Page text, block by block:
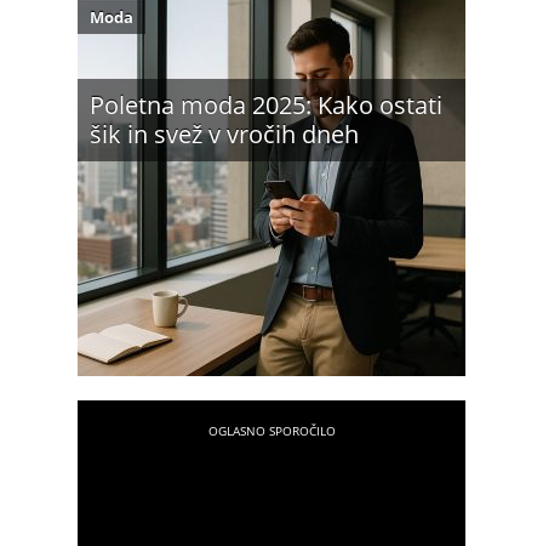
Poletna moda 2025: Kako ostati
šik in svež v vročih dneh
Moda